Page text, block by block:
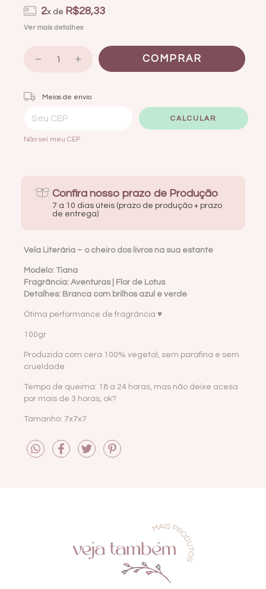
2x de R$28,33
Ver mais detalhes
Entregas para o CEP:
Meios de envio
CALCULAR
Não sei meu CEP
Confira nosso prazo de Produção
7 a 10 dias úteis (prazo de produção + prazo
de entrega)
Vela Literária – o cheiro dos livros na sua estante
Modelo: Tiana
Fragrância: Aventuras | Flor de Lotus
Detalhes: Branca com brilhos azul e verde
Ótima performance de fragrância ♥
100gr
Produzida com cera 100% vegetal, sem parafina e sem
crueldade
Tempo de queima: 18 a 24 horas, mas não deixe acesa
por mais de 3 horas, ok?
Tamanho: 7x7x7